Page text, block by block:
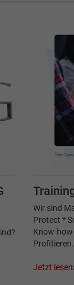
Wir sind
Protect *
Know-
Jetzt lesen